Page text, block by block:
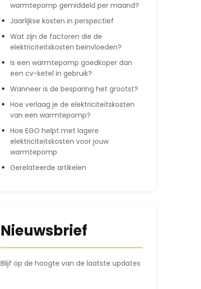
warmtepomp gemiddeld per maand?
Jaarlijkse kosten in perspectief
Wat zijn de factoren die de
elektriciteitskosten beïnvloeden?
Is een warmtepomp goedkoper dan
een cv-ketel in gebruik?
Wanneer is de besparing het grootst?
Hoe verlaag je de elektriciteitskosten
van een warmtepomp?
Hoe EGO helpt met lagere
elektriciteitskosten voor jouw
warmtepomp
Gerelateerde artikelen
Nieuwsbrief
Blijf op de hoogte van de laatste updates